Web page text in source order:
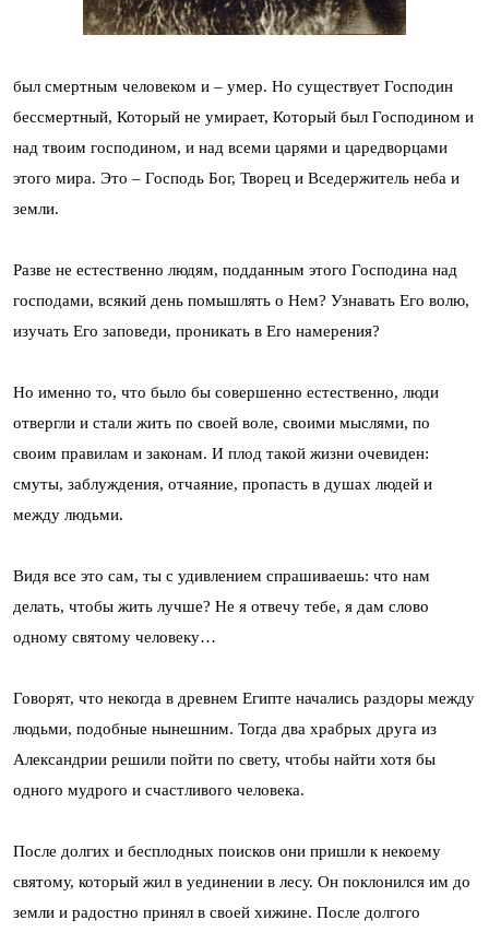
был смертным человеком и – умер. Но существует Господин
бессмертный, Который не умирает, Который был Господином и
над твоим господином, и над всеми царями и царедворцами
этого мира. Это – Господь Бог, Творец и Вседержитель неба и
земли.
Разве не естественно людям, подданным этого Господина над
господами, всякий день помышлять о Нем? Узнавать Его волю,
изучать Его заповеди, проникать в Его намерения?
Но именно то, что было бы совершенно естественно, люди
отвергли и стали жить по своей воле, своими мыслями, по
своим правилам и законам. И плод такой жизни очевиден:
смуты, заблуждения, отчаяние, пропасть в душах людей и
между людьми.
Видя все это сам, ты с удивлением спрашиваешь: что нам
делать, чтобы жить лучше? Не я отвечу тебе, я дам слово
одному святому человеку…
Говорят, что некогда в древнем Египте начались раздоры между
людьми, подобные нынешним. Тогда два храбрых друга из
Александрии решили пойти по свету, чтобы найти хотя бы
одного мудрого и счастливого человека.
После долгих и бесплодных поисков они пришли к некоему
святому, который жил в уединении в лесу. Он поклонился им до
земли и радостно принял в своей хижине. После долгого